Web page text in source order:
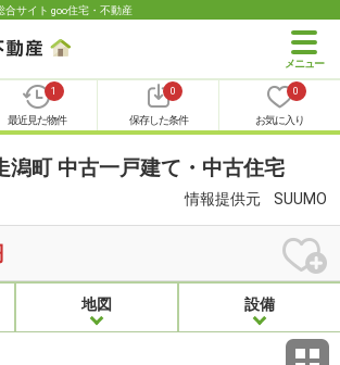
合サイト goo住宅・不動産
1
最近見た物件
0
保存した条件
0
お気に入り
潟町 中古一戸建て・中古住宅
情報提供元 SUUMO
地図 設備